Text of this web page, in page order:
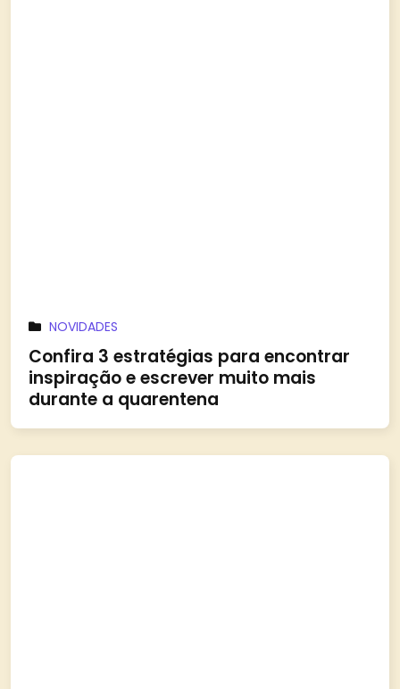
NOVIDADES
Confira 3 estratégias para encontrar
inspiração e escrever muito mais
durante a quarentena